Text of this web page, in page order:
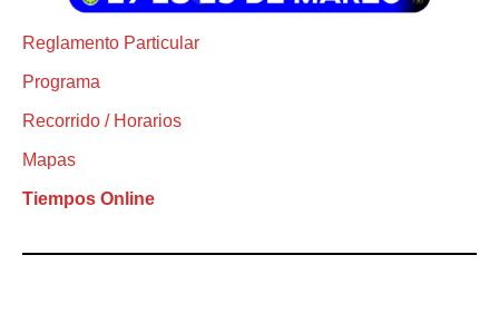
Reglamento Particular
Programa
Recorrido / Horarios
Mapas
Tiempos Online